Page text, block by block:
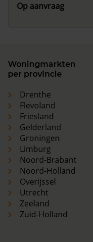
Op aanvraag
Woningmarkten
per provincie
Drenthe
Flevoland
Friesland
Gelderland
Groningen
Limburg
Noord-Brabant
Noord-Holland
Overijssel
Utrecht
Zeeland
Zuid-Holland